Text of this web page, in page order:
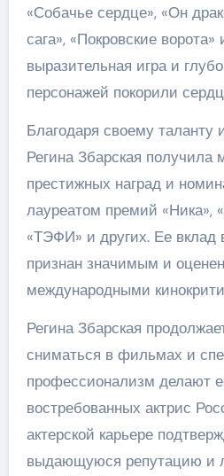
«Собачье сердце», «Он
сага», «Покровские
выразительная игра и
персонажей покорили
Благодаря своему
Регина Збарская получила
престижных наград и
лауреатом премий «Ника»,
«ТЭФИ» и других. Ее вклад
признан значимым и
международными
Регина Збарская
сниматься в фильмах и
профессионализм делают
востребованных актрис
актерской карьере
выдающуюся репутацию и